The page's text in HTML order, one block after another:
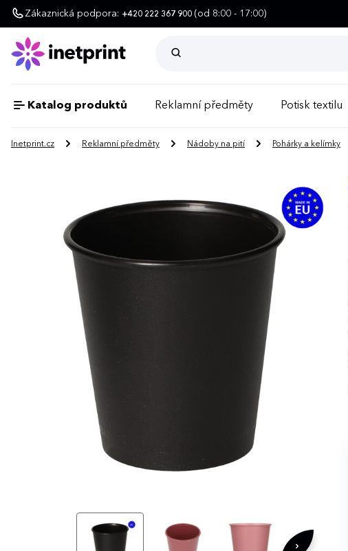
Zákaznická podpora: +420 222 367 900 (od 8:00 - 17:00)
Katalog produktů Reklamní předměty Potisk textilu
Inetprint.cz Reklamní předměty Nádoby na pití Pohárky a kelímky